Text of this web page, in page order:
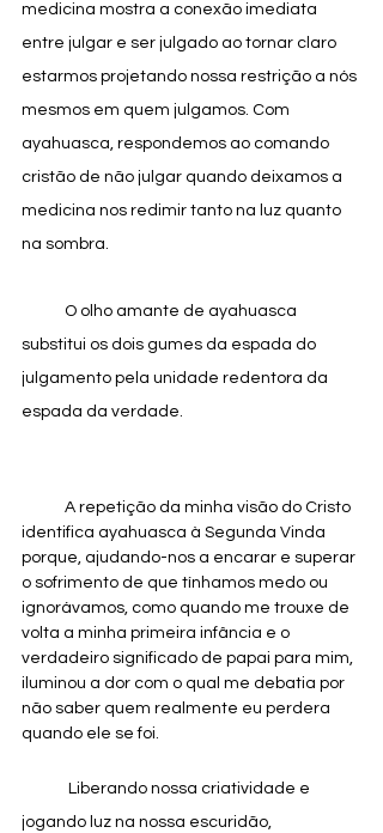
medicina mostra a conexão imediata
entre julgar e ser julgado ao tornar claro
estarmos projetando nossa restrição a nós
mesmos em quem julgamos. Com
ayahuasca, respondemos ao comando
cristão de não julgar quando deixamos a
medicina nos redimir tanto na luz quanto
na sombra.
substitui os dois gumes da espada do
julgamento pela unidade redentora da
espada da verdade.
identifica ayahuasca à Segunda Vinda
porque, ajudando-nos a encarar e superar
o sofrimento de que tínhamos medo ou
ignorávamos, como quando me trouxe de
volta a minha primeira infância e o
verdadeiro significado de papai para mim,
iluminou a dor com o qual me debatia por
não saber quem realmente eu perdera
quando ele se foi.
jogando luz na nossa escuridão,